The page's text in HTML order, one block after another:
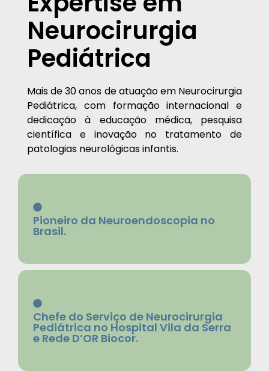
Neurocirurgia
Pediátrica
Mais de 30 anos de atuação em Neurocirurgia
Pediátrica, com formação internacional e
dedicação à educação médica, pesquisa
científica e inovação no tratamento de
patologias neurológicas infantis.
Pioneiro da Neuroendoscopia no
Brasil.
Chefe do Serviço de Neurocirurgia
Pediátrica no Hospital Vila da Serra
e Rede D’OR Biocor.